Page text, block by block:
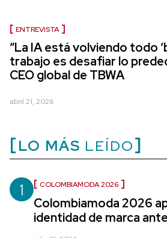
ENTREVISTA
“La IA está volviendo todo
trabajo es desafiar lo
CEO global de TBWA
abril 21, 2026
LO MÁS LEÍDO
1 COLOMBIAMODA 2026
Colombiamoda 2026
identidad de marca